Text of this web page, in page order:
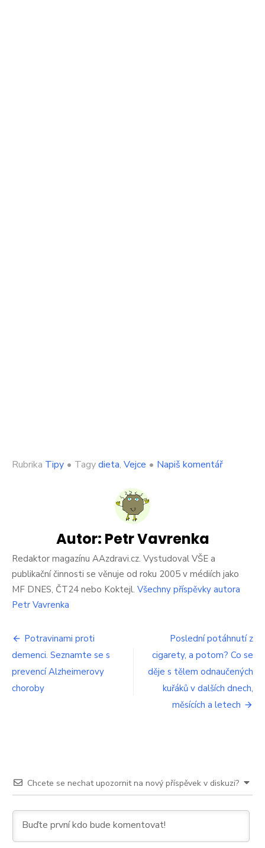
Rubrika Tipy • Tagydieta, Vejce • Napiš komentářon
co
tato
dieta
tělem
Autor: Petr Vavrenka
Redaktor magazínu AAzdravi.cz. Vystudoval VŠE a
publikační činnosti se věnuje od roku 2005 v médiích jako
MF DNES, ČT24 nebo Koktejl. Všechny příspěvky autora
Petr Vavrenka
Navigace
pro
příspěvek
Potravinami proti
demenci. Seznamte se s
prevencí Alzheimerovy
choroby
Poslední potáhnutí z
cigarety, a potom? Co se
děje s tělem odnaučených
kuřáků v dalších dnech,
měsících a letech
Chcete se nechat upozornit na nový příspěvek v diskuzi?